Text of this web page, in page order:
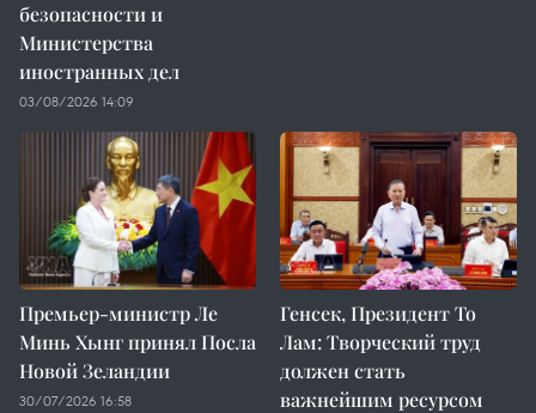
безопасности и
Министерства
иностранных дел
03/08/2026 14:09
Премьер-министр Ле
Минь Хынг принял Посла
Новой Зеландии
30/07/2026 16:58
Генсек, Президент То
Лам: Творческий труд
должен стать
важнейшим ресурсом